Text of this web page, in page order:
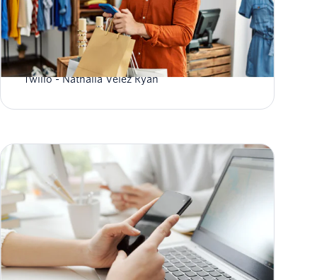
Comment planifier un message texte
Twilio
Nathalia Velez Ryan